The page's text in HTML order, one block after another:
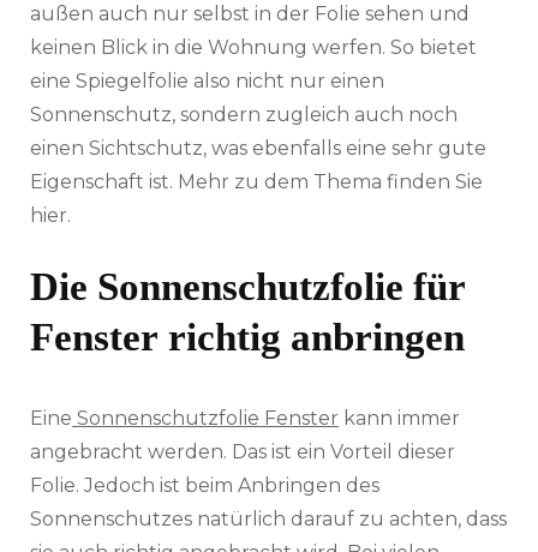
außen auch nur selbst in der Folie sehen und
keinen Blick in die Wohnung werfen. So bietet
eine Spiegelfolie also nicht nur einen
Sonnenschutz, sondern zugleich auch noch
einen Sichtschutz, was ebenfalls eine sehr gute
Eigenschaft ist. Mehr zu dem Thema finden Sie
hier.
Die Sonnenschutzfolie für
Fenster richtig anbringen
Eine Sonnenschutzfolie Fenster kann immer
angebracht werden. Das ist ein Vorteil dieser
Folie. Jedoch ist beim Anbringen des
Sonnenschutzes natürlich darauf zu achten, dass